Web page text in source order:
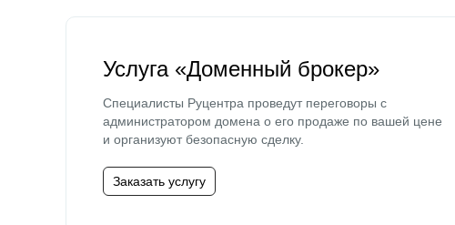
Услуга «Доменный брокер»
Специалисты Руцентра проведут переговоры с
администратором домена о его продаже по вашей цене
и организуют безопасную сделку.
Заказать услугу